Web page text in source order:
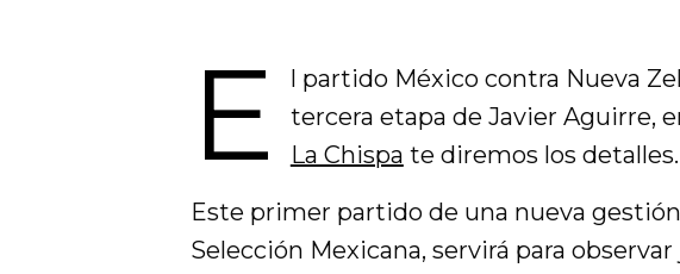
E
l partido México contra Nueva
tercera etapa de Javier Aguirre,
La Chispa te diremos los detalles.
Este primer partido de una nueva
Selección Mexicana, servirá para